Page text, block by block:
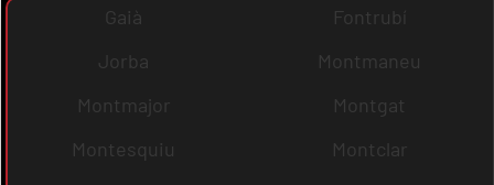
Gaià
Fontrubí
Jorba
Montmaneu
Montmajor
Montgat
Montesquiu
Montclar